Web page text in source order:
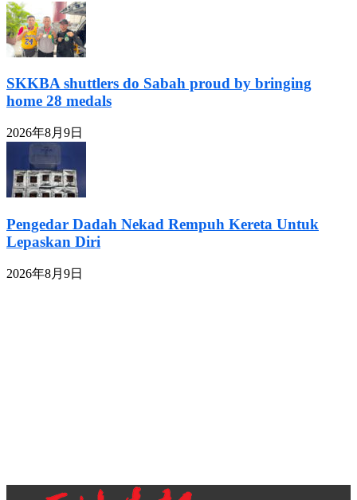
SKKBA shuttlers do Sabah proud by bringing
home 28 medals
2026年8月9日
Pengedar Dadah Nekad Rempuh Kereta Untuk
Lepaskan Diri
2026年8月9日